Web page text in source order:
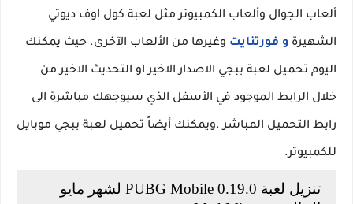
ألعاب الجوال وألعاب الكمبيوتر مثل لعبة كول اوف ديوتي
الشهيرة و فورتنايت وغيرها من الألعاب الآخرى. حيث يمكنك
اليوم تحميل لعبة ببجي الاصدار الاخير او التحديث الاخير من
خلال الرابط الموجود في الأسفل الذي سيوجهك مباشرة الى
رابط التحميل المباشر .ويمكنك أيضاً تحميل لعبة ببجي موبايل
للكمبيوتر.
تنزيل لعبة PUBG Mobile 0.19.0 لشهر مايو